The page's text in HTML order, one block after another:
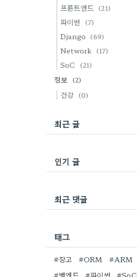
프론트엔드 (21)
파이썬 (7)
Django (69)
Network (17)
SoC (21)
정보 (2)
건강 (0)
최근 글
인기 글
최근 댓글
태그
#장고 #ORM #ARM
#백엔드
#파이썬 #SoC